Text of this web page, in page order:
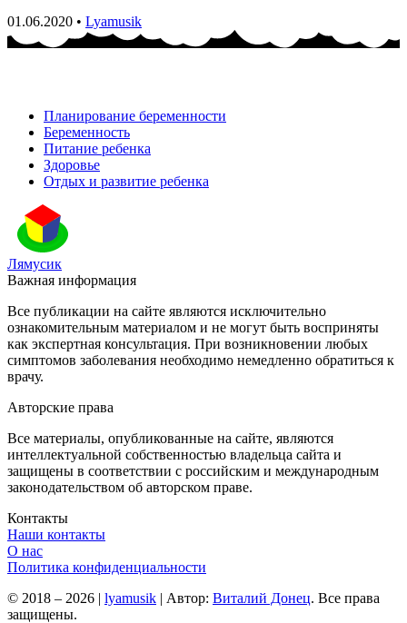
01.06.2020 • Lyamusik
Планирование беременности
Беременность
Питание ребенка
Здоровье
Отдых и развитие ребенка
Лямусик
Важная информация
Все публикации на сайте являются исключительно
ознакомительным материалом и не могут быть восприняты
как экспертная консультация. При возникновении любых
симптомов заболевания необходимо немедленно обратиться к
врачу.
Авторские права
Все материалы, опубликованные на сайте, являются
интеллектуальной собственностью владельца сайта и
защищены в соответствии с российским и международным
законодательством об авторском праве.
Контакты
Наши контакты
О нас
Политика конфиденциальности
© 2018 – 2026 | lyamusik | Автор: Виталий Донец. Все права
защищены.